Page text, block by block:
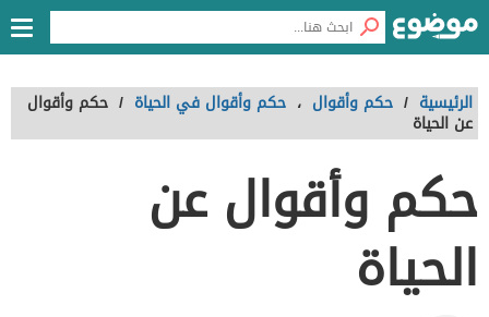
الرئيسية / حكم وأقوال ، حكم وأقوال في الحياة / حكم وأقوال
عن الحياة
حكم وأقوال عن
الحياة